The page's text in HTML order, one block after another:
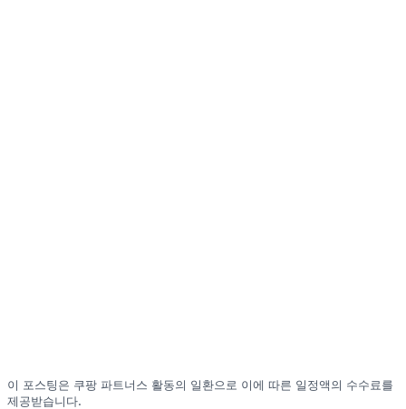
이 포스팅은 쿠팡 파트너스 활동의 일환으로 이에 따른 일정액의 수수료를
제공받습니다.